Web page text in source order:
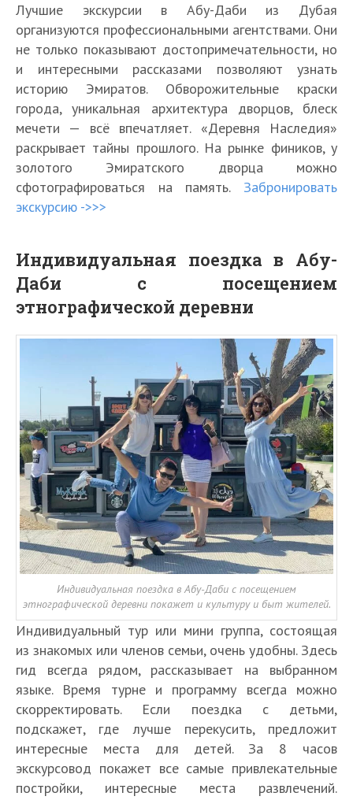
Лучшие экскурсии в Абу-Даби из Дубая
организуются профессиональными агентствами. Они
не только показывают достопримечательности, но
и интересными рассказами позволяют узнать
историю Эмиратов. Обворожительные краски
города, уникальная архитектура дворцов, блеск
мечети — всё впечатляет. «Деревня Наследия»
раскрывает тайны прошлого. На рынке фиников, у
золотого Эмиратского дворца можно
сфотографироваться на память. Забронировать
экскурсию ->>>
Индивидуальная поездка в Абу-
Даби с посещением
этнографической деревни
Индивидуальная поездка в Абу-Даби с посещением
этнографической деревни покажет и культуру и быт жителей.
Индивидуальный тур или мини группа, состоящая
из знакомых или членов семьи, очень удобны. Здесь
гид всегда рядом, рассказывает на выбранном
языке. Время турне и программу всегда можно
скорректировать. Если поездка с детьми,
подскажет, где лучше перекусить, предложит
интересные места для детей. За 8 часов
экскурсовод покажет все самые привлекательные
постройки, интересные места развлечений.